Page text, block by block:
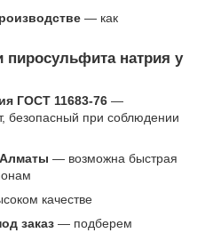
— как
пиросульфита натрия у
ГОСТ 11683-76 —
безопасный при соблюдении
— возможна быстрая
качестве
заказ — подберем